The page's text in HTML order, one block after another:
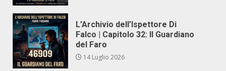
L’Archivio dell’Ispettore Di
Falco | Capitolo 32: Il Guardiano
del Faro
14 Luglio 2026